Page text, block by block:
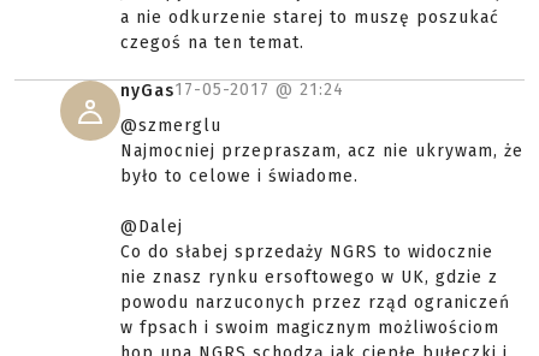
a nie odkurzenie starej to muszę poszukać
czegoś na ten temat.
nyGas17-05-2017 @ 21:24
@szmerglu
Najmocniej przepraszam, acz nie ukrywam, że
było to celowe i świadome.
@Dalej
Co do słabej sprzedaży NGRS to widocznie
nie znasz rynku ersoftowego w UK, gdzie z
powodu narzuconych przez rząd ograniczeń
w fpsach i swoim magicznym możliwościom